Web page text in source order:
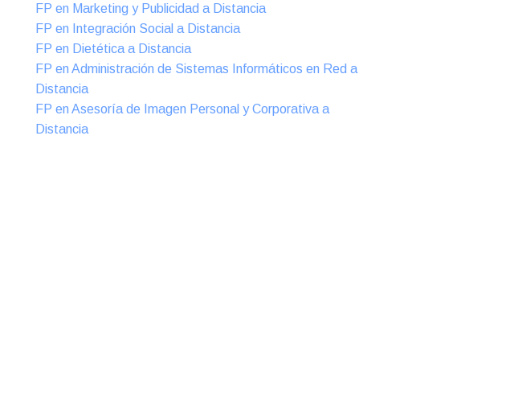
FP en Marketing y Publicidad a Distancia
FP en Integración Social a Distancia
FP en Dietética a Distancia
FP en Administración de Sistemas Informáticos en Red a
Distancia
FP en Asesoría de Imagen Personal y Corporativa a
Distancia